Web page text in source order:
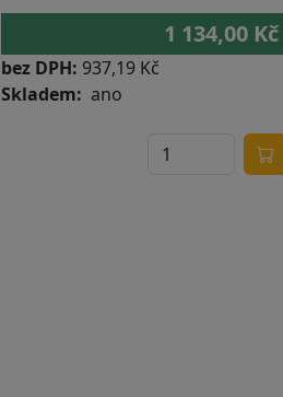
1 134,00 Kč
bez DPH: 937,19 Kč
Skladem
ano